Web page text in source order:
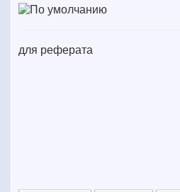
для реферата